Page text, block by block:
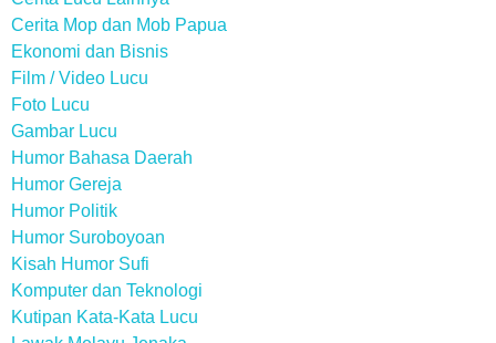
Cerita Mop dan Mob Papua
Ekonomi dan Bisnis
Film / Video Lucu
Foto Lucu
Gambar Lucu
Humor Bahasa Daerah
Humor Gereja
Humor Politik
Humor Suroboyoan
Kisah Humor Sufi
Komputer dan Teknologi
Kutipan Kata-Kata Lucu